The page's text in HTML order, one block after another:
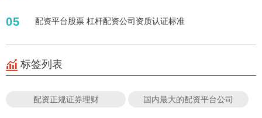
05 配资平台股票 杠杆配资公司资质认证标准
标签列表
配资正规证券理财 国内最大的配资平台公司